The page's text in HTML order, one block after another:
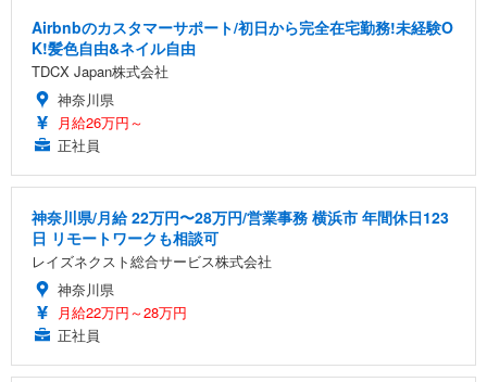
Airbnbのカスタマーサポート/初日から完全在宅勤務!未経験O
K!髪色自由&ネイル自由
TDCX Japan株式会社
神奈川県
月給26万円～
正社員
神奈川県/月給 22万円〜28万円/営業事務 横浜市 年間休日123
日 リモートワークも相談可
レイズネクスト総合サービス株式会社
神奈川県
月給22万円～28万円
正社員